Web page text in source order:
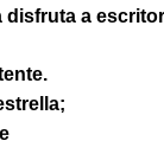
disfruta a